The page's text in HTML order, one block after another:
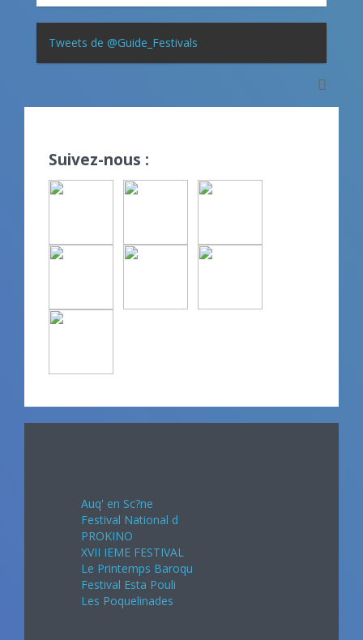
Tweets de @Guide_Festivals
Suivez-nous :
Auq' en Sc?ne
Festival National d
PROKINO
XVII IEME FESTIVAL
Le Printemps Baroqu
Festival Esta Pouli
Les Poquelinades